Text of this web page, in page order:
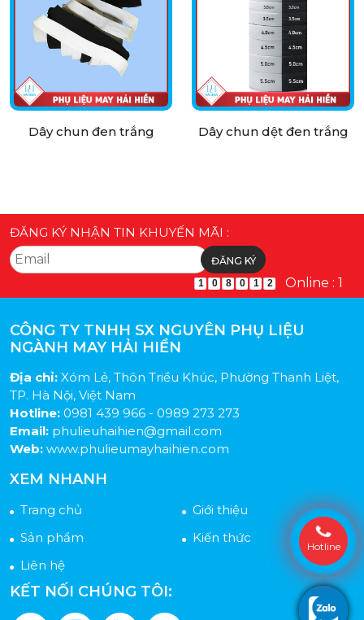
Dây chun đen trắng Dây chun dệt đen trắng
ĐĂNG KÝ NHẬN TIN KHUYẾN MÃI :
1 0 8 0 1 2 Online : 1
CÔNG TY TNHH SX NGUYÊN PHỤ LIỆU
NGÀNH MAY HẢI HIỀN
Địa chỉ: Xóm Lẻ, Thôn Triều Khúc, Phường Thanh Liệt,
TP. Hà Nội, Việt Nam
Hotline: 0981 439 966 - 0989 273 273
Email: phulieuhaihien@gmail.com
Web: www.phulieumayhaihien.com
XEM NHANH
Trang chủ
Giới thiệu
Sản phẩm
Kiến thức
Liên hệ
KẾT NỐI CHÚNG TÔI:
Hotline